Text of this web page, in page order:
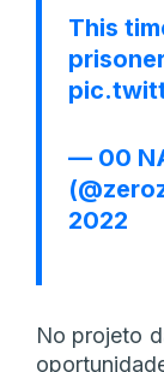
This
— 00
2022
No projeto